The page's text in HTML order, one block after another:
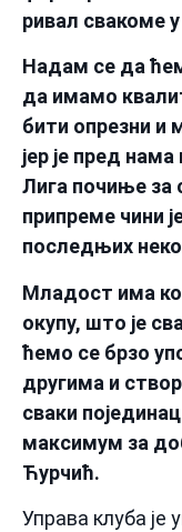
ривал свакоме у
Надам се да
да имамо
бити опрезни и
јер је пред
Лига почиње за
припреме чини
последњих
Младост има
окупу, што је
ћемо се брзо
другима и
сваки
максимум за
Ћурчић.
Управа клуба